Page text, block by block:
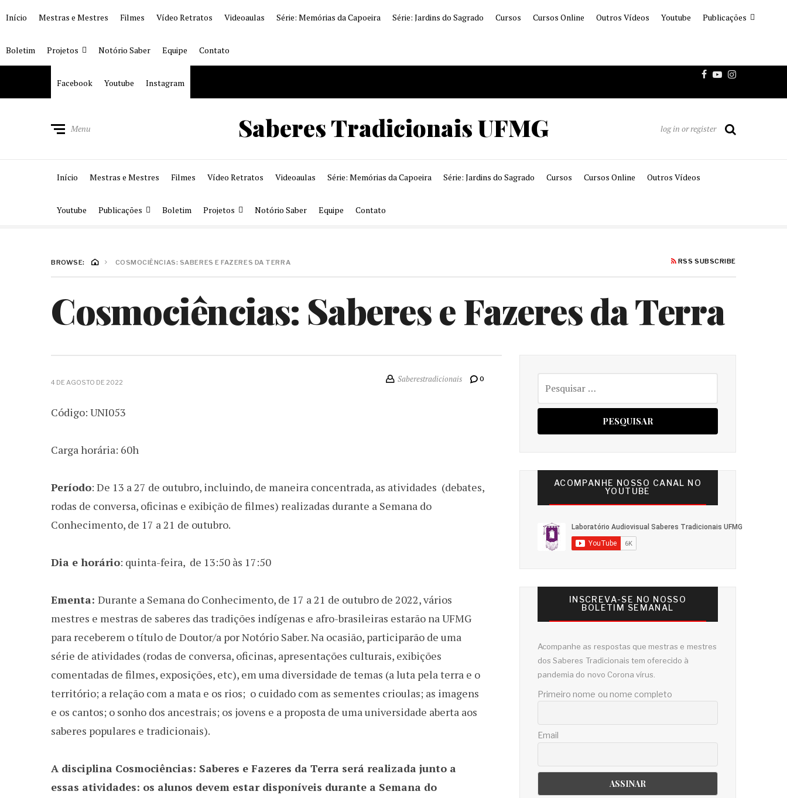
Início Mestras e Mestres Filmes Vídeo Retratos Videoaulas Série: Memórias da Capoeira Série: Jardins do Sagrado Cursos Cursos Online Outros Vídeos Youtube Publicações
Boletim Projetos Notório Saber Equipe Contato
Facebook Youtube Instagram
Saberes Tradicionais UFMG
Menu log in or register
Início Mestras e Mestres Filmes Vídeo Retratos Videoaulas Série: Memórias da Capoeira Série: Jardins do Sagrado Cursos Cursos Online Outros Vídeos
Youtube Publicações Boletim Projetos Notório Saber Equipe Contato
BROWSE: COSMOCIÊNCIAS: SABERES E FAZERES DA TERRA RSS SUBSCRIBE
Cosmociências: Saberes e Fazeres da Terra
4 DE AGOSTO DE 2022 Saberestradicionais 0
Código: UNI053
Carga horária: 60h
Período: De 13 a 27 de outubro, incluindo, de maneira concentrada, as atividades (debates,
rodas de conversa, oficinas e exibição de filmes) realizadas durante a Semana do
Conhecimento, de 17 a 21 de outubro.
Dia e horário: quinta-feira, de 13:50 às 17:50
Ementa: Durante a Semana do Conhecimento, de 17 a 21 de outubro de 2022, vários
mestres e mestras de saberes das tradições indígenas e afro-brasileiras estarão na UFMG
para receberem o título de Doutor/a por Notório Saber. Na ocasião, participarão de uma
série de atividades (rodas de conversa, oficinas, apresentações culturais, exibições
comentadas de filmes, exposições, etc), em uma diversidade de temas (a luta pela terra e o
território; a relação com a mata e os rios; o cuidado com as sementes crioulas; as imagens
e os cantos; o sonho dos ancestrais; os jovens e a proposta de uma universidade aberta aos
saberes populares e tradicionais).
A disciplina Cosmociências: Saberes e Fazeres da Terra será realizada junto a
essas atividades: os alunos devem estar disponíveis durante a Semana do
por:
ACOMPANHE NOSSO CANAL NO
YOUTUBE
INSCREVA-SE NO NOSSO
BOLETIM SEMANAL
Acompanhe as respostas que mestras e mestres
dos Saberes Tradicionais tem oferecido à
pandemia do novo Corona vírus.
Primeiro nome ou nome completo
Email